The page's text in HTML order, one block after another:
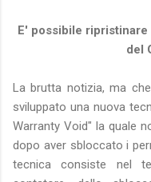
E' possibile
del
La brutta notizia, ma
sviluppato una nuova
Warranty Void" la quale
dopo aver sbloccato i
tecnica consiste nel